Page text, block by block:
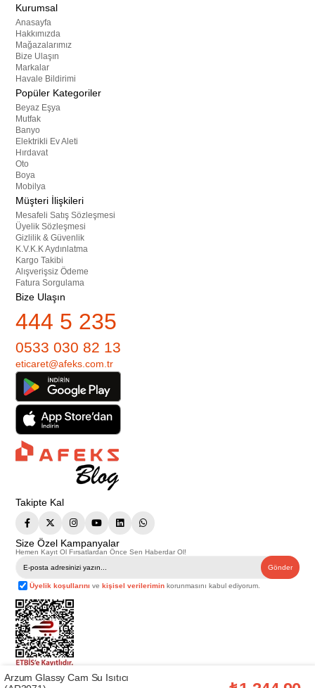
Kurumsal
Anasayfa
Hakkımızda
Mağazalarımız
Bize Ulaşın
Markalar
Havale Bildirimi
Popüler Kategoriler
Beyaz Eşya
Mutfak
Banyo
Elektrikli Ev Aleti
Hırdavat
Oto
Boya
Mobilya
Müşteri İlişkileri
Mesafeli Satış Sözleşmesi
Üyelik Sözleşmesi
Gizlilik & Güvenlik
K.V.K.K Aydınlatma
Kargo Takibi
Alışverişsiz Ödeme
Fatura Sorgulama
Bize Ulaşın
444 5 235
0533 030 82 13
eticaret@afeks.com.tr
Takipte Kal
Size Özel Kampanyalar
Hemen Kayıt Ol Fırsatlardan Önce Sen Haberdar Ol!
Gönder
Üyelik koşullarını vekişisel verilerimin korunmasını kabul ediyorum.
Telif Hakkı © 2026Afeks Yapı Market
. Tüm hakları saklıdır.
Arzum Glassy Cam Su Isıtıcı